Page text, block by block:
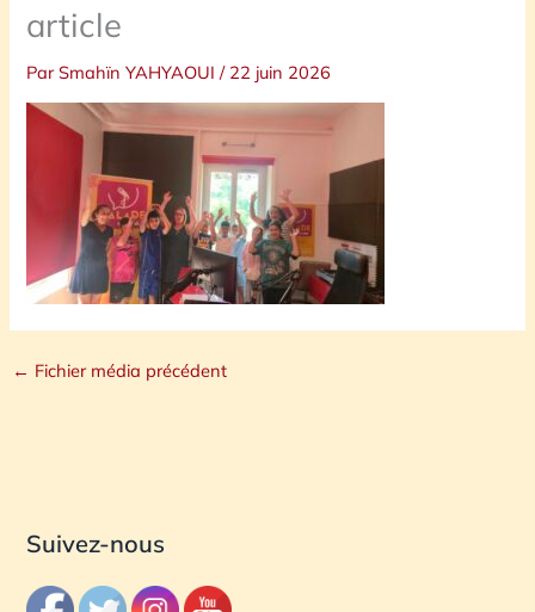
article
ParSmahïn YAHYAOUI/ 22 juin 2026
← Fichier média précédent
Suivez-nous